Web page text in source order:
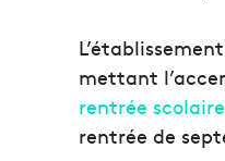
mettant
rentrée
rentrée de